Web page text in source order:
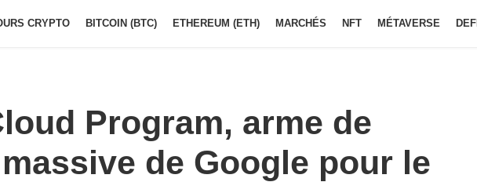
CRYPTO BITCOIN (BTC) ETHEREUM (ETH) MARCHÉS NFT MÉTAVERSE DEFI
Program, arme de
de Google pour le